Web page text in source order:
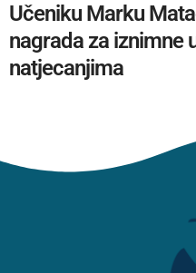
Učeniku Marku
nagrada za iznimne
natjecanjima